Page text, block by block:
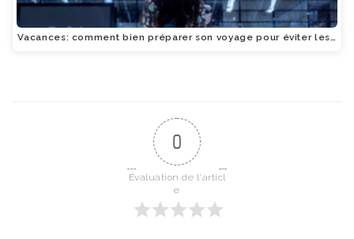
Vacances: comment bien préparer son voyage pour éviter les…
0
Évaluation de l'articl
e